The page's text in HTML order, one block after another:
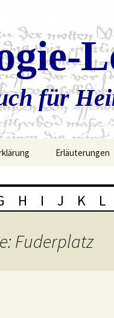
für
Erläuterungen
H I J K L
Fuderplatz